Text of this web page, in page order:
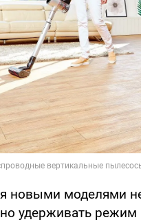
новыми моделями
удерживать режим